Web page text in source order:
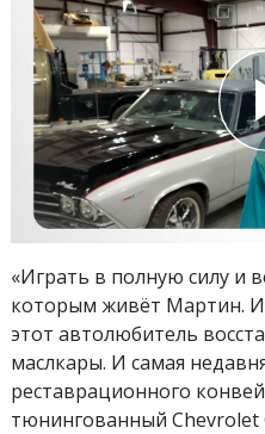
«Играть в полную силу и
которым живёт Мартин. И
этот автолюбитель
маслкары. И самая
реставрационного
тюнингованный Chevrolet